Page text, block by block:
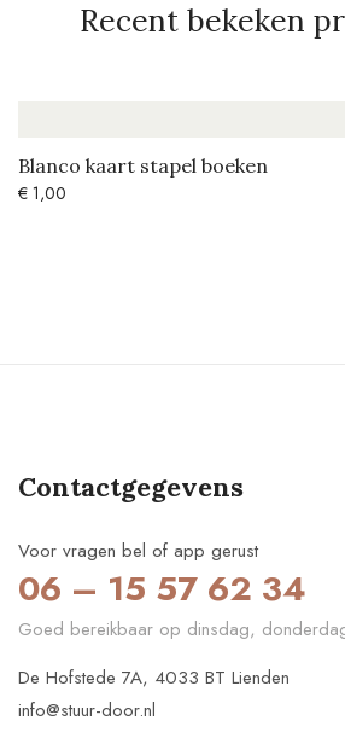
Recent bekeken
Blanco kaart stapel boeken
€ 1,00
Contactgegevens
Voor vragen bel of app gerust
06 – 15 57 62 34
Goed bereikbaar op dinsdag,
De Hofstede 7A, 4033 BT Lienden
info@stuur-door.nl